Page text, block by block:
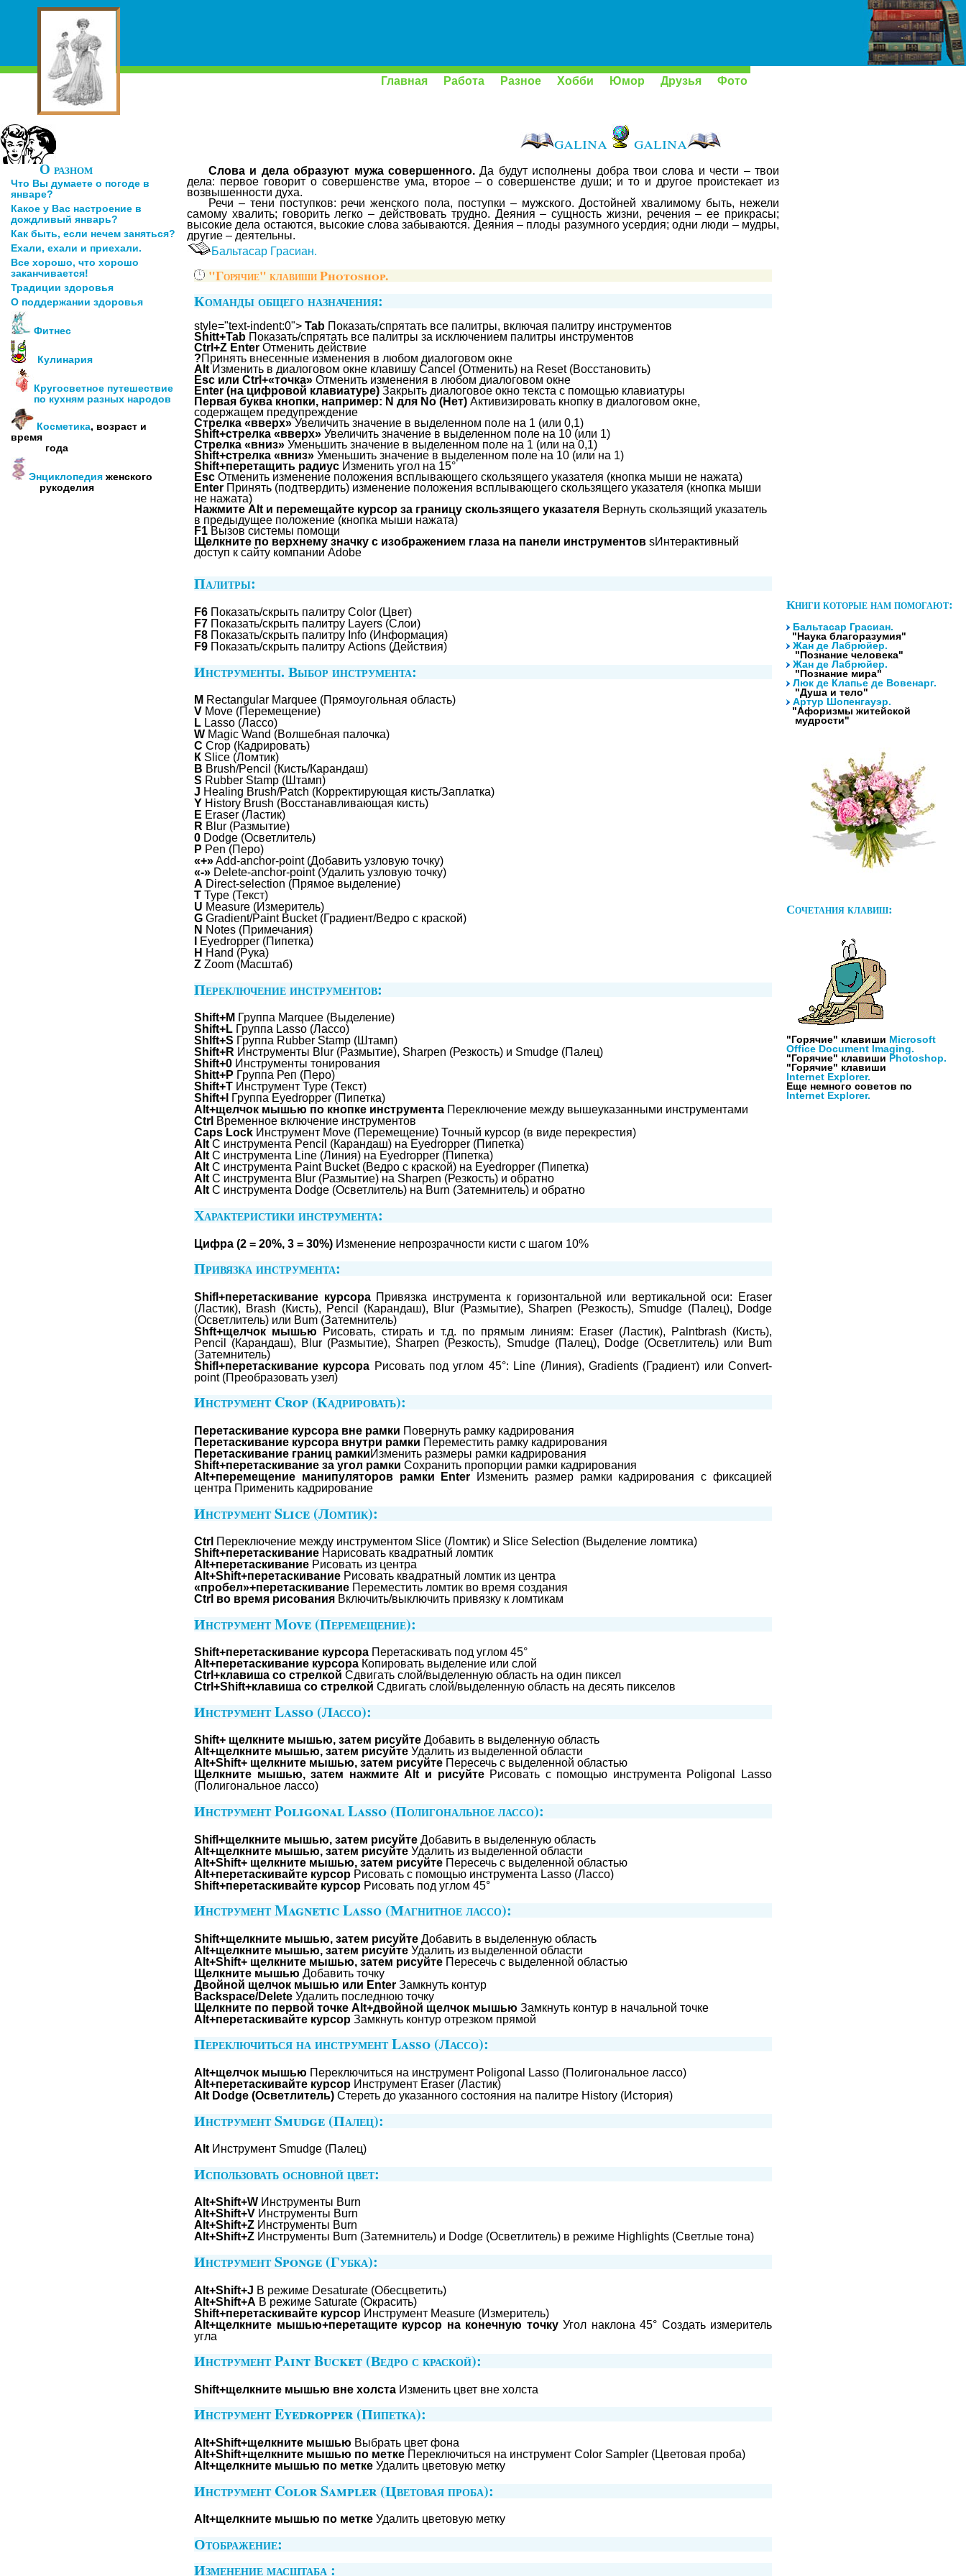
Главная Работа Разное Хобби Юмор Друзья Фото
galina galina
Слова и дела образуют мужа совершенного. Да будут исполнены добра твои слова и чести – твои
дела: первое говорит о совершенстве ума, второе – о совершенстве души; и то и другое проистекает из
возвышенности духа.
Речи – тени поступков: речи женского пола, поступки – мужского. Достойней хвалимому быть, нежели
самому хвалить; говорить легко – действовать трудно. Деяния – сущность жизни, речения – ее прикрасы;
высокие дела остаются, высокие слова забываются. Деяния – плоды разумного усердия; одни люди – мудры,
другие – деятельны.
Бальтасар Грасиан.
"Горячие" клавиши Photoshop.
Команды общего назначения:
style="text-indent:0"> Tab Показать/спрятать все палитры, включая палитру инструментов
Shitt+Tab Показать/спрятать все палитры за исключением палитры инструментов
Ctrl+Z Enter Отменить действие
?Принять внесенные изменения в любом диалоговом окне
Alt Изменить в диалоговом окне клавишу Cancel (Отменить) на Reset (Восстановить)
Esc или Ctrl+«точка» Отменить изменения в любом диалоговом окне
Enter (на цифровой клавиатуре) Закрыть диалоговое окно текста с помощью клавиатуры
Первая буква кнопки, например: N для No (Нет) Активизировать кнопку в диалоговом окне,
содержащем предупреждение
Стрелка «вверх» Увеличить значение в выделенном поле на 1 (или 0,1)
Shift+стрелка «вверх» Увеличить значение в выделенном поле на 10 (или 1)
Стрелка «вниз» Уменьшить значение в выделенном поле на 1 (или на 0,1)
Shift+стрелка «вниз» Уменьшить значение в выделенном поле на 10 (или на 1)
Shift+перетащить радиус Изменить угол на 15°
Esc Отменить изменение положения всплывающего скользящего указателя (кнопка мыши не нажата)
Enter Принять (подтвердить) изменение положения всплывающего скользящего указателя (кнопка мыши
не нажата)
Нажмите Alt и перемещайте курсор за границу скользящего указателя Вернуть скользящий указатель
в предыдущее положение (кнопка мыши нажата)
F1 Вызов системы помощи
Щелкните по верхнему значку с изображением глаза на панели инструментов sИнтерактивный
доступ к сайту компании Adobe
Палитры:
F6 Показать/скрыть палитру Color (Цвет)
F7 Показать/скрыть палитру Layers (Слои)
F8 Показать/скрыть палитру Info (Информация)
F9 Показать/скрыть палитру Actions (Действия)
Инструменты. Выбор инструмента:
М Rectangular Marquee (Прямоугольная область)
V Move (Перемещение)
L Lasso (Лассо)
W Magic Wand (Волшебная палочка)
С Crop (Кадрировать)
К Slice (Ломтик)
В Brush/Pencil (Кисть/Карандаш)
S Rubber Stamp (Штамп)
J Healing Brush/Patch (Корректирующая кисть/Заплатка)
Y History Brush (Восстанавливающая кисть)
Е Eraser (Ластик)
R Blur (Размытие)
0 Dodge (Осветлитель)
Р Pen (Перо)
«+»Add-anchor-point (Добавить узловую точку)
«-» Delete-anchor-point (Удалить узловую точку)
А Direct-selection (Прямое выделение)
Т Туре (Текст)
U Measure (Измеритель)
G Gradient/Paint Bucket (Градиент/Ведро с краской)
N Notes (Примечания)
Eyedropper (Пипетка)
Н Hand (Рука)
Z Zoom (Масштаб)
Переключение инструментов:
Shift+M Группа Marquee (Выделение)
Shift+L Группа Lasso (Лассо)
Shlft+S Группа Rubber Stamp (Штамп)
Shift+R Инструменты Blur (Размытие), Sharpen (Резкость) и Smudge (Палец)
Shift+0 Инструменты тонирования
Shitt+P Группа Реп (Перо)
Shift+T Инструмент Туре (Текст)
Shift+l Группа Eyedropper (Пипетка)
Alt+щелчок мышью по кнопке инструмента Переключение между вышеуказанными инструментами
Ctrl Временное включение инструментов
Caps Lock Инструмент Move (Перемещение) Точный курсор (в виде перекрестия)
Alt С инструмента Pencil (Карандаш) на Eyedropper (Пипетка)
Alt С инструмента Line (Линия) на Eyedropper (Пипетка)
Alt С инструмента Paint Bucket (Ведро с краской) на Eyedropper (Пипетка)
Alt С инструмента Blur (Размытие) на Sharpen (Резкость) и обратно
Alt С инструмента Dodge (Осветлитель) на Burn (Затемнитель) и обратно
Характеристики инструмента:
Цифра (2 = 20%, 3 = 30%) Изменение непрозрачности кисти с шагом 10%
Привязка инструмента:
Shifl+перетаскивание курсораПривязка инструмента к горизонтальной или вертикальной оси: Eraser
(Ластик), Brash (Кисть), Pencil (Карандаш), Blur (Размытие), Sharpen (Резкость), Smudge (Палец), Dodge
(Осветлитель) или Bum (Затемнитель)
Shft+щелчок мышью Рисовать, стирать и т.д. по прямым линиям: Eraser (Ластик), Palntbrash (Кисть),
Pencil (Карандаш), Blur (Размытие), Sharpen (Резкость), Smudge (Палец), Dodge (Осветлитель) или Bum
(Затемнитель)
Shifl+перетаскивание курсора Рисовать под углом 45°: Line (Линия), Gradients (Градиент) или Convert-
point (Преобразовать узел)
Инструмент Crop (Кадрировать):
Перетаскивание курсора вне рамки Повернуть рамку кадрирования
Перетаскивание курсора внутри рамки Переместить рамку кадрирования
Перетаскивание границ рамкиИзменить размеры рамки кадрирования
Shift+перетаскивание за угол рамки Сохранить пропорции рамки кадрирования
Alt+перемещение манипуляторов рамки Enter
Изменить размер рамки кадрирования с фиксацией
центра Применить кадрирование
Инструмент Slice (Ломтик):
Ctrl Переключение между инструментом Slice (Ломтик) и Slice Selection (Выделение ломтика)
Shift+перетаскивание Нарисовать квадратный ломтик
Alt+перетаскивание Рисовать из центра
Alt+Shift+перетаскивание Рисовать квадратный ломтик из центра
«пробел»+перетаскивание Переместить ломтик во время создания
Ctrl во время рисования Включить/выключить привязку к ломтикам
Инструмент Move (Перемещение):
Shift+перетаскивание курсора Перетаскивать под углом 45°
Alt+перетаскивание курсора Копировать выделение или слой
Ctrl+клавиша со стрелкой Сдвигать слой/выделенную область на один пиксел
Ctrl+Shift+клавиша со стрелкой Сдвигать слой/выделенную область на десять пикселов
Инструмент Lasso (Лассо):
Shift+ щелкните мышью, затем рисуйте Добавить в выделенную область
Alt+щелкните мышью, затем рисуйте Удалить из выделенной области
Alt+Shift+ щелкните мышью, затем рисуйте Пересечь с выделенной областью
Щелкните мышью, затем нажмите Alt и рисуйтеРисовать с помощью инструмента Poligonal Lasso
(Полигональное лассо)
Инструмент Poligonal Lasso (Полигональное лассо):
Shifl+щелкните мышью, затем рисуйте Добавить в выделенную область
Alt+щелкните мышью, затем рисуйте Удалить из выделенной области
Alt+Shift+ щелкните мышью, затем рисуйте Пересечь с выделенной областью
Alt+перетаскивайте курсор Рисовать с помощью инструмента Lasso (Лассо)
Shift+перетаскивайте курсор Рисовать под углом 45°
Инструмент Magnetic Lasso (Магнитное лассо):
Shift+щелкните мышью, затем рисуйте Добавить в выделенную область
Alt+щелкните мышью, затем рисуйте Удалить из выделенной области
Alt+Shift+ щелкните мышью, затем рисуйте Пересечь с выделенной областью
Щелкните мышью Добавить точку
Двойной щелчок мышью или Enter Замкнуть контур
Backspace/Delete Удалить последнюю точку
Щелкните по первой точке Alt+двойной щелчок мышью Замкнуть контур в начальной точке
Alt+перетаскивайте курсор Замкнуть контур отрезком прямой
Переключиться на инструмент Lasso (Лассо):
Alt+щелчок мышью Переключиться на инструмент Poligonal Lasso (Полигональное лассо)
Alt+перетаскивайте курсор Инструмент Eraser (Ластик)
Alt Dodge (Осветлитель) Стереть до указанного состояния на палитре History (История)
Инструмент Smudge (Палец):
Alt Инструмент Smudge (Палец)
Использовать основной цвет:
Alt+Shift+W Инструменты Burn
Alt+Shift+V Инструменты Burn
Alt+Shift+Z Инструменты Burn
Alt+Shift+Z Инструменты Burn (Затемнитель) и Dodge (Осветлитель) в режиме Highlights (Светлые тона)
Инструмент Sponge (Губка):
Alt+Shift+J В режиме Desaturate (Обесцветить)
Alt+Shift+A В режиме Saturate (Окрасить)
Shift+перетаскивайте курсор Инструмент Measure (Измеритель)
Alt+щелкните мышью+перетащите курсор на конечную точкуУгол наклона 45° Создать измеритель
угла
Инструмент Paint Bucket (Ведро с краской):
Shift+щелкните мышью вне холста Изменить цвет вне холста
Инструмент Eyedropper (Пипетка):
Alt+Shift+щелкните мышью Выбрать цвет фона
Alt+Shift+щелкните мышью по метке Переключиться на инструмент Color Sampler (Цветовая проба)
Alt+щелкните мышью по метке Удалить цветовую метку
Инструмент Color Sampler (Цветовая проба):
Alt+щелкните мышью по метке Удалить цветовую метку
Отображение:
Изменение масштаба :
О разном
Что Вы думаете о погоде в
январе?
Какое у Вас настроение в
дождливый январь?
Как быть, если нечем заняться?
Ехали, ехали и приехали.
Все хорошо, что хорошо
заканчивается!
Традиции здоровья
О поддержании здоровья
Фитнес
Кулинария
Кругосветное путешествие
по кухням разных народов
Косметика, возраст и
время
года
Энциклопедия женского
рукоделия
Книги которые нам помогают:
Бальтасар Грасиан.
"Наука благоразумия"
Жан де Лабрюйер.
"Познание человека"
Жан де Лабрюйер.
"Познание мира"
Люк де Клапье де Вовенарг.
"Душа и тело"
Артур Шопенгауэр.
"Афоризмы житейской
мудрости"
Сочетания клавиш:
"Горячие" клавиши Microsoft
Office Document Imaging.
"Горячие" клавиши Photoshop.
"Горячие" клавиши
Internet Explorer.
Еще немного советов по
Internet Explorer.